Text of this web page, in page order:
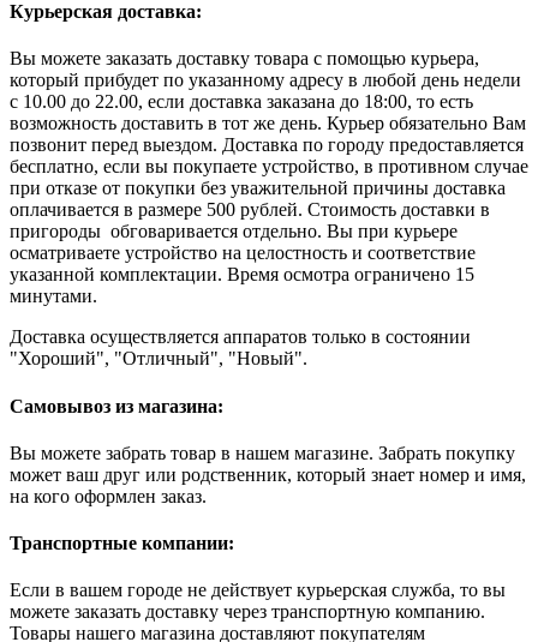
Курьерская доставка:
Вы можете заказать доставку товара с помощью курьера,
который прибудет по указанному адресу в любой день недели
с 10.00 до 22.00, если доставка заказана до 18:00, то есть
возможность доставить в тот же день. Курьер обязательно Вам
позвонит перед выездом. Доставка по городу предоставляется
бесплатно, если вы покупаете устройство, в противном случае
при отказе от покупки без уважительной причины доставка
оплачивается в размере 500 рублей. Стоимость доставки в
пригороды обговаривается отдельно. Вы при курьере
осматриваете устройство на целостность и соответствие
указанной комплектации. Время осмотра ограничено 15
минутами.
Доставка осуществляется аппаратов только в состоянии
"Хороший", "Отличный", "Новый".
Самовывоз из магазина:
Вы можете забрать товар в нашем магазине. Забрать покупку
может ваш друг или родственник, который знает номер и имя,
на кого оформлен заказ.
Транспортные компании:
Если в вашем городе не действует курьерская служба, то вы
можете заказать доставку через транспортную компанию.
Товары нашего магазина доставляют покупателям